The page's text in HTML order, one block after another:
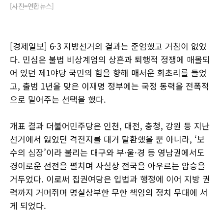
[사진=연합뉴스]
[경제일보] 6·3 지방선거의 결과는 준엄했고 거침이 없었
다. 민심은 불법 비상계엄의 상흔과 퇴행적 정쟁에 매몰되
어 있던 제1야당 국민의 힘을 향해 매서운 회초리를 들었
고, 출범 1년을 맞은 이재명 정부에는 국정 동력을 전폭적
으로 밀어주는 선택을 했다.
개표 결과 더불어민주당은 인천, 대전, 충청, 강원 등 지난
선거에서 잃었던 격전지를 대거 탈환했을 뿐 아니라, ‘보
수의 심장’이라 불리는 대구와 부·울·경 등 영남권에서도
경이로운 선전을 펼치며 사실상 전국을 아우르는 압승을
거두었다. 이로써 집권여당은 입법과 행정에 이어 지방 권
력까지 거머쥐며 명실상부한 무한 책임의 정치 무대에 서
게 되었다.